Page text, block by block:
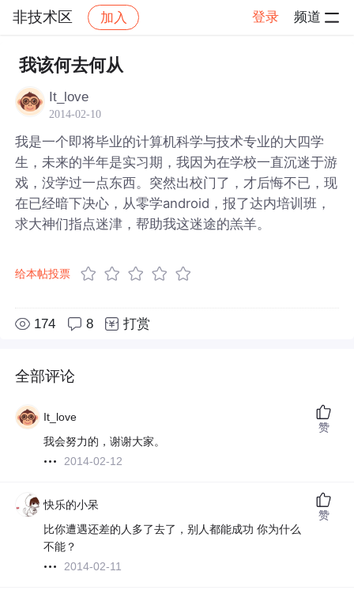
非技术区 加入 登录 频道
社区 非技术区
我该何去何从
It_love
2014-02-10
我是一个即将毕业的计算机科学与技术专业的大四学
生，未来的半年是实习期，我因为在学校一直沉迷于游
戏，没学过一点东西。突然出校门了，才后悔不已，现
在已经暗下决心，从零学android，报了达内培训班，
求大神们指点迷津，帮助我这迷途的羔羊。
给本帖投票
174 8 打赏
全部评论
It_love
我会努力的，谢谢大家。
2014-02-12
赞
快乐的小呆
比你遭遇还差的人多了去了，别人都能成功 你为什么
不能？
2014-02-11
赞